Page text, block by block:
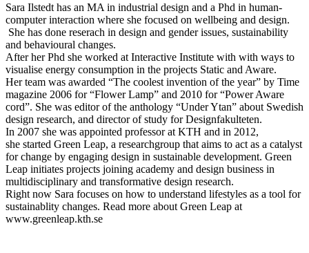
Sara Ilstedt has an MA in industrial design and a Phd in human-
computer interaction where she focused on wellbeing and design.
She has done reserach in design and gender issues, sustainability
and behavioural changes.
After her Phd she worked at Interactive Institute with with ways to
visualise energy consumption in the projects Static and Aware.
Her team was awarded “The coolest invention of the year” by Time
magazine 2006 for “Flower Lamp” and 2010 for “Power Aware
cord”. She was editor of the anthology “Under Ytan” about Swedish
design research, and director of study for Designfakulteten.
In 2007 she was appointed professor at KTH and in 2012,
she started Green Leap, a researchgroup that aims to act as a catalyst
for change by engaging design in sustainable development. Green
Leap initiates projects joining academy and design business in
multidisciplinary and transformative design research.
Right now Sara focuses on how to understand lifestyles as a tool for
sustainablity changes. Read more about Green Leap at
www.greenleap.kth.se